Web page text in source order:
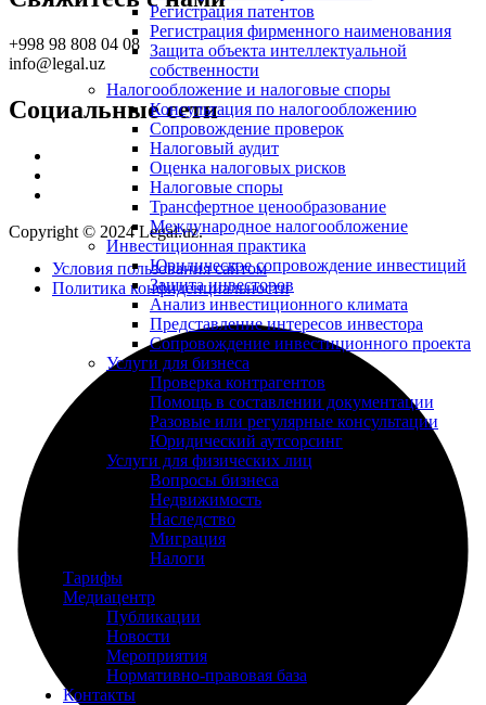
Регистрация патентов
Регистрация фирменного наименования
Защита объекта интеллектуальной
собственности
Налогообложение и налоговые споры
Консультация по налогообложению
Сопровождение проверок
Налоговый аудит
Оценка налоговых рисков
Налоговые споры
Трансфертное ценообразование
Международное налогообложение
Инвестиционная практика
Юридическое сопровождение инвестиций
Защита инвесторов
Анализ инвестиционного климата
Представление интересов инвестора
Сопровождение инвестиционного проекта
Услуги для бизнеса
Проверка контрагентов
Помощь в составлении документации
Разовые или регулярные консультации
Юридический аутсорсинг
Услуги для физических лиц
Вопросы бизнеса
Недвижимость
Наследство
Миграция
Налоги
Тарифы
Медиацентр
Публикации
Новости
Мероприятия
Нормативно-правовая база
Контакты
+998 98 808 04 08
info@legal.uz
Социальные сети
Copyright © 2024 Legal.uz.
Условия пользования сайтом
Политика конфиденциальности